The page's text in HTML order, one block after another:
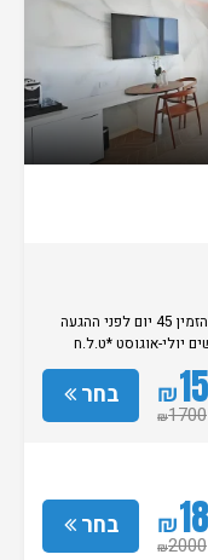
מבצע מיוחד למקדימים להזמין - מקדימים להזמין 45 יום לפני ההגעה
יולי-אוגוסט *ט.ל.ח
בחר ₪
₪1700
בחר ₪
₪2000